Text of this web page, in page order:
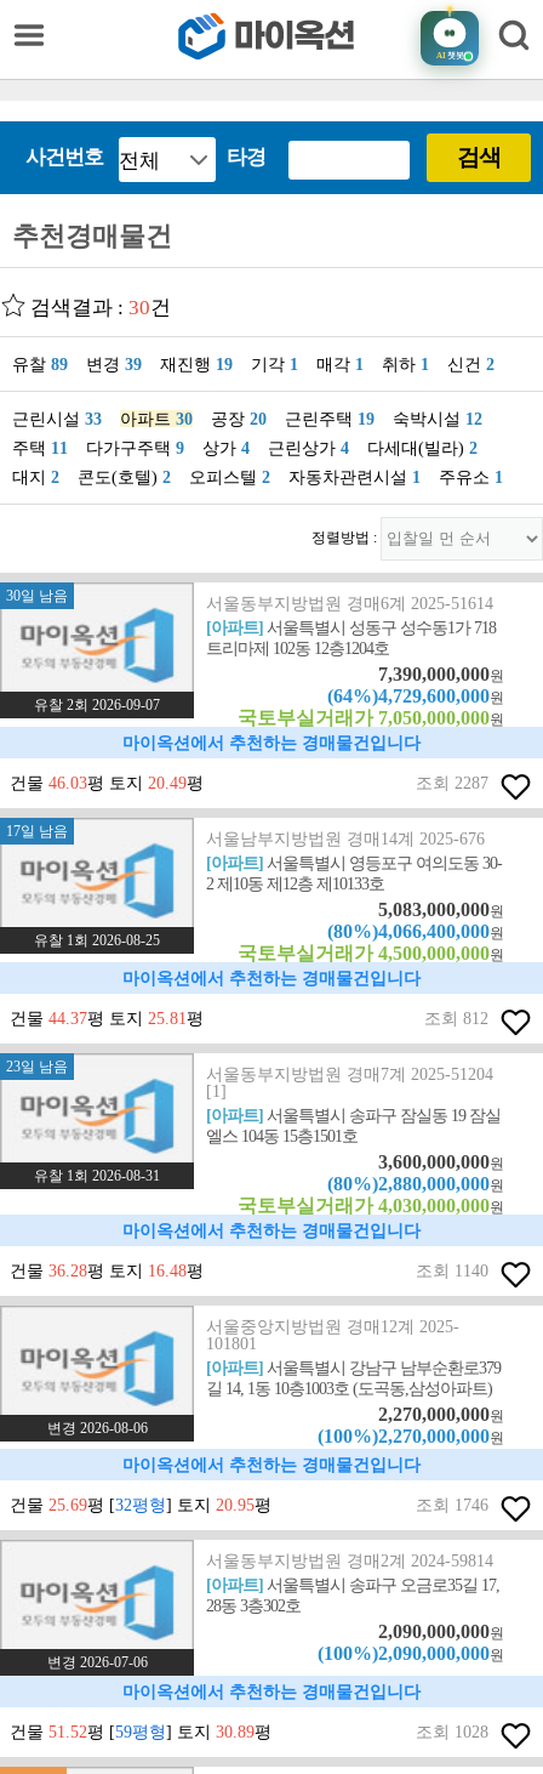
AI챗봇
사건번호 타경 검색
추천경매물건
검색결과 : 30건
유찰 89 변경 39 재진행 19 기각 1 매각 1 취하 1 신건 2
근린시설 33 아파트 30 공장 20 근린주택 19 숙박시설 12
주택 11 다가구주택 9 상가 4 근린상가 4 다세대(빌라) 2
대지 2 콘도(호텔) 2 오피스텔 2 자동차관련시설 1 주유소 1
정렬방법 :
30일 남음
유찰 2회 2026-09-07
서울동부지방법원 경매6계 2025-51614
[아파트]서울특별시 성동구 성수동1가 718
트리마제 102동 12층1204호
7,390,000,000원
(64%)4,729,600,000원
국토부실거래가 7,050,000,000원
마이옥션에서 추천하는 경매물건입니다
건물 46.03평 토지 20.49평 조회 2287
17일 남음
유찰 1회 2026-08-25
서울남부지방법원 경매14계 2025-676
[아파트]서울특별시 영등포구 여의도동 30-
2 제10동 제12층 제10133호
5,083,000,000원
(80%)4,066,400,000원
국토부실거래가 4,500,000,000원
마이옥션에서 추천하는 경매물건입니다
건물 44.37평 토지 25.81평 조회 812
23일 남음
유찰 1회 2026-08-31
서울동부지방법원 경매7계 2025-51204
[1]
[아파트]서울특별시 송파구 잠실동 19 잠실
엘스 104동 15층1501호
3,600,000,000원
(80%)2,880,000,000원
국토부실거래가 4,030,000,000원
마이옥션에서 추천하는 경매물건입니다
건물 36.28평 토지 16.48평 조회 1140
변경 2026-08-06
서울중앙지방법원 경매12계 2025-
101801
[아파트]서울특별시 강남구 남부순환로379
길 14, 1동 10층1003호 (도곡동,삼성아파트)
2,270,000,000원
(100%)2,270,000,000원
마이옥션에서 추천하는 경매물건입니다
건물 25.69평 [32평형] 토지 20.95평 조회 1746
변경 2026-07-06
서울동부지방법원 경매2계 2024-59814
[아파트]서울특별시 송파구 오금로35길 17,
28동 3층302호
2,090,000,000원
(100%)2,090,000,000원
마이옥션에서 추천하는 경매물건입니다
건물 51.52평 [59평형] 토지 30.89평 조회 1028